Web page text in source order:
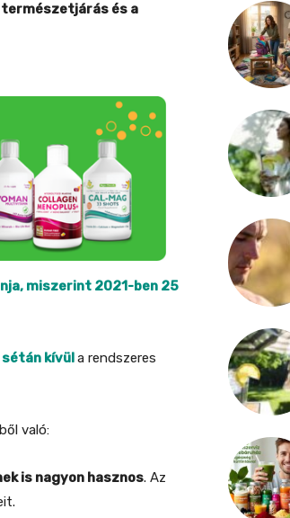
természetjárás és a
miszerint 2021-ben 25
kívüla rendszeres
való:
is nagyon hasznos. Az